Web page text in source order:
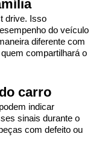
drive. Isso
do veículo
diferente com
compartilhará o
carro
indicar
sinais durante o
com defeito ou